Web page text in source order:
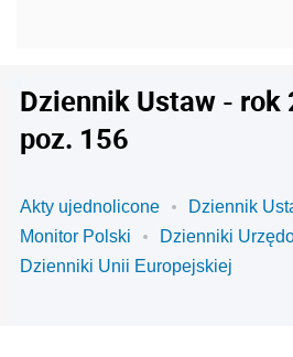
Dziennik Ustaw - rok
poz. 156
Akty ujednolicone
Dziennik
Monitor Polski
Dzienniki
Dzienniki Unii Europejskiej